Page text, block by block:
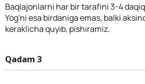
Baqlajonlarni har bir tarafini 3-4
Yog'ni esa birdaniga emas, balki
keraklicha quyib, pishiramiz.
Qadam 3